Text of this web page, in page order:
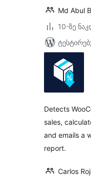
Md Abul
10-ზე
Detects
sales,
and emails a
report.
Carlos